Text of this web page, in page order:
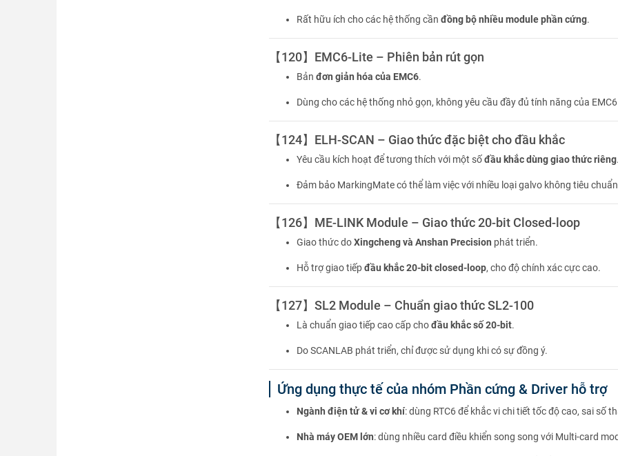
Rất hữu ích cho các hệ thống cần đồng bộ nhiều module phần cứng.
【120】EMC6-Lite – Phiên bản rút gọn
Bản đơn giản hóa của EMC6.
Dùng cho các hệ thống nhỏ gọn, không yêu cầu đầy đủ tính năng của
【124】ELH-SCAN – Giao thức đặc biệt cho đầu khắc
Yêu cầu kích hoạt để tương thích với một sốđầu khắc dùng giao thức riêng
Đảm bảo MarkingMate có thể làm việc với nhiều loại galvo không tiêu
【126】ME-LINK Module – Giao thức 20-bit Closed-loop
Giao thức doXingcheng và Anshan Precision phát triển.
Hỗ trợ giao tiếpđầu khắc 20-bit closed-loop, cho độ chính xác cực cao.
【127】SL2 Module – Chuẩn giao thức SL2-100
Là chuẩn giao tiếp cao cấp chođầu khắc số 20-bit.
Do SCANLAB phát triển, chỉ được sử dụng khi có sự đồng ý.
Ứng dụng thực tế của nhóm Phần cứng & Driver hỗ trợ
Ngành điện tử & vi cơ khí: dùng RTC6 để khắc vi chi tiết tốc độ cao, sai số
Nhà máy OEM lớn: dùng nhiều card điều khiển song song với Multi-card